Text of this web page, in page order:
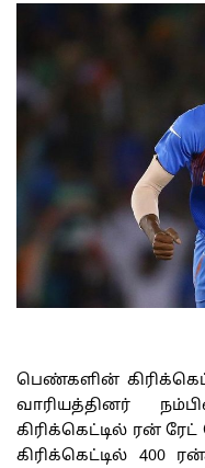
பெண்களின்
வாரியத்தினர்
கிரிக்கெட்டில் ரன்
கிரிக்கெட்டில் 400